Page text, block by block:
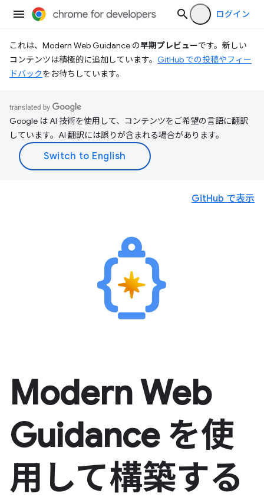
ログイン
これは、Modern Web Guidance の早期プレビューです。新しい
コンテンツは積極的に追加しています。 GitHub での投稿やフィー
ドバックをお待ちしています。
Google は AI 技術を使用して、コンテンツをご希望の言語に翻訳
しています。AI 翻訳には誤りが含まれる場合があります。
Modern Web
Guidance を使
用して構築する
GitHub で表示